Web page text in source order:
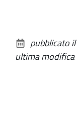
documento
pubblicato il
ultima modifica